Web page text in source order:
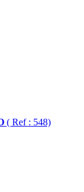
( Ref : 548)